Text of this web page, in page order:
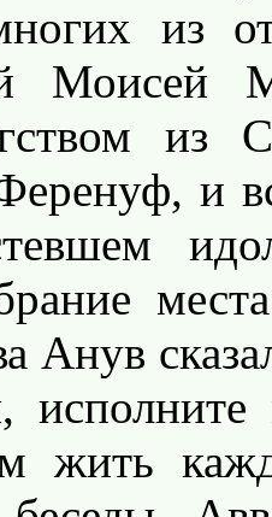
из
Моисей
и
Анув
жить